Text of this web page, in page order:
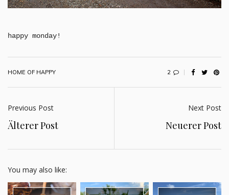
happy monday!
HOME OF HAPPY 2
Previous Post
Älterer Post
Next Post
Neuerer Post
You may also like: